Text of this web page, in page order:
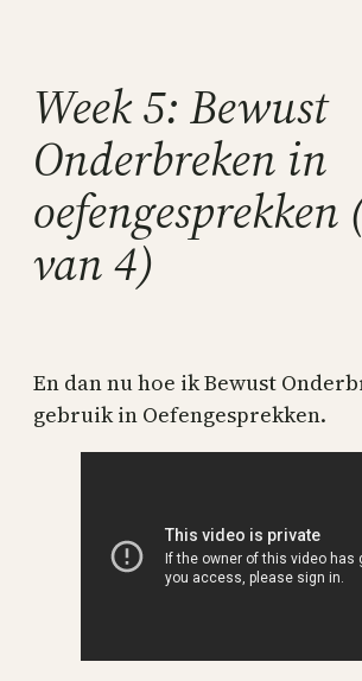
content
Week 5: Bewust
Onderbreken in
oefengesprekken
van 4)
En dan nu hoe ik Bewust
gebruik in Oefengesprekken.